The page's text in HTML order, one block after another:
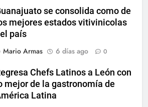
se consolida como de
mejores estados vitivinicolas
país
Mario Armas
6 días ago 0
Chefs Latinos a León con
mejor de la gastronomía de
Latina